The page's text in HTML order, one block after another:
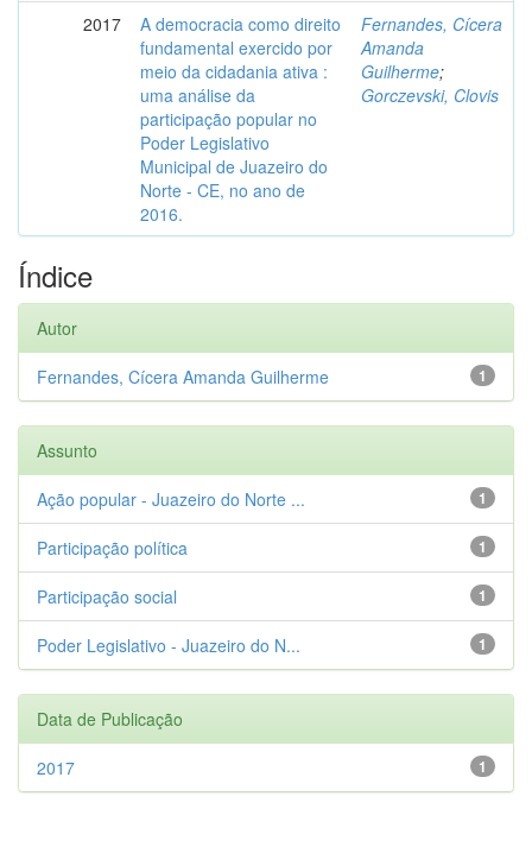
2017
A democracia como direito
fundamental exercido por
meio da cidadania ativa :
uma análise da
participação popular no
Poder Legislativo
Municipal de Juazeiro do
Norte - CE, no ano de
2016.
Fernandes, Cícera
Amanda
Guilherme;
Gorczevski, Clovis
Índice
Autor
1
Fernandes, Cícera Amanda Guilherme
Assunto
1
Ação popular - Juazeiro do Norte ...
1
Participação política
1
Participação social
1
Poder Legislativo - Juazeiro do N...
Data de Publicação
1
2017